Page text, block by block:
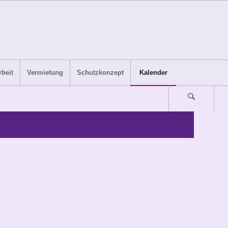
Vermietung Schutzkonzept Kalender